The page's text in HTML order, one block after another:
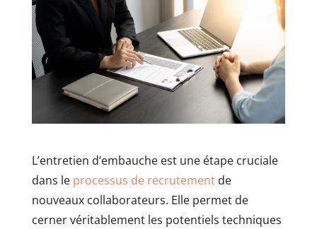
L’entretien d’embauche est une étape cruciale
dans le processus de recrutementde
nouveaux collaborateurs. Elle permet de
cerner véritablement les potentiels techniques